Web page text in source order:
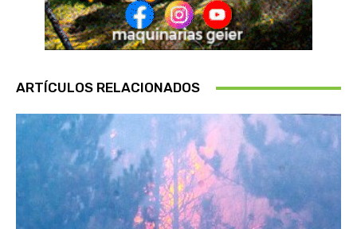
ARTÍCULOS RELACIONADOS